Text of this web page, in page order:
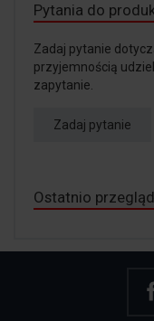
Pytania do
Zadaj pytanie
przyjemnością
zapytanie.
Zadaj pytanie
Ostatnio